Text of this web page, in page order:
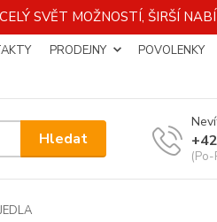
SVĚT MOŽNOSTÍ, ŠIRŠÍ
PRODEJNY
POVOLENKY
Hledat